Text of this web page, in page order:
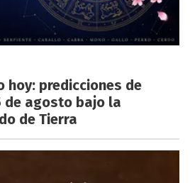
hoy: predicciones de
de agosto bajo la
de Tierra